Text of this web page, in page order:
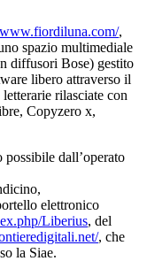
,
spazio multimediale
diffusori Bose) gestito
libero attraverso il
rilasciate con
Copyzero x,
possibile dall’operato
elettronico
Liberius, del
, che
la Siae.